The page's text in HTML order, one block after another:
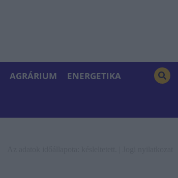
AGRÁRIUM ENERGETIKA